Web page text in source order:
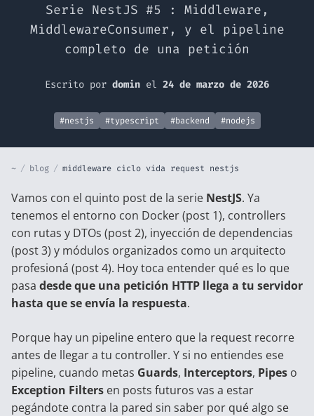
Serie NestJS #5 : Middleware,
MiddlewareConsumer, y el pipeline
completo de una petición
Escrito por domin el 24 de marzo de 2026
#nestjs #typescript #backend #nodejs
~ / blog / middleware ciclo vida request nestjs
Vamos con el quinto post de la serie NestJS. Ya
tenemos el entorno con Docker (post 1), controllers
con rutas y DTOs (post 2), inyección de dependencias
(post 3) y módulos organizados como un arquitecto
profesioná (post 4). Hoy toca entender qué es lo que
pasa desde que una petición HTTP llega a tu servidor
hasta que se envía la respuesta.
Porque hay un pipeline entero que la request recorre
antes de llegar a tu controller. Y si no entiendes ese
pipeline, cuando metas Guards, Interceptors, Pipes o
Exception Filters en posts futuros vas a estar
pegándote contra la pared sin saber por qué algo se